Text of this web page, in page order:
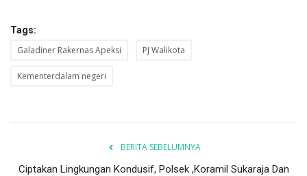
Tags:
Galadiner Rakernas Apeksi PJ Walikota
Kementerdalam negeri
BERITA SEBELUMNYA
Ciptakan Lingkungan Kondusif, Polsek ,Koramil Sukaraja Dan